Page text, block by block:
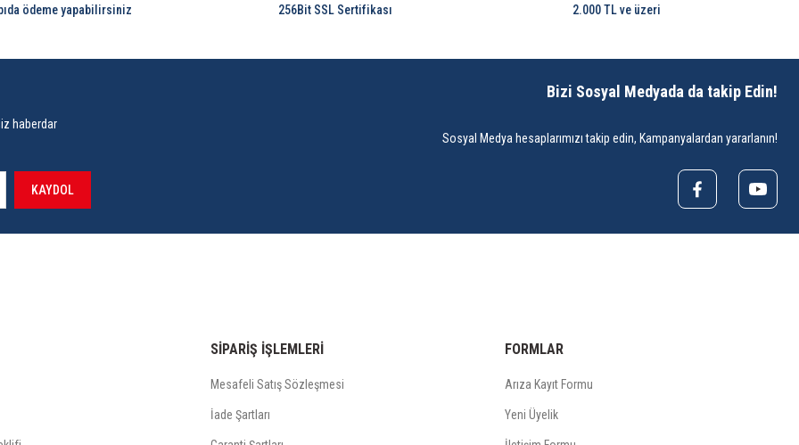
2.000 TL ve üzeri
ödeme yapabilirsiniz
256Bit SSL Sertifikası
haberdar
KAYDOL
Bizi Sosyal Medyada da takip Edin!
Sosyal Medya hesaplarımızı takip edin, Kampanyalardan yararlanın!
SİPARİŞ İŞLEMLERİ
Mesafeli Satış Sözleşmesi
İade Şartları
FORMLAR
Arıza Kayıt Formu
Yeni Üyelik